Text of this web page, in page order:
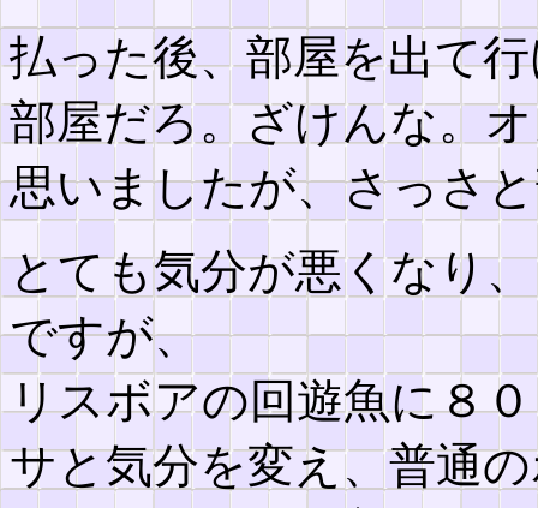
払った後、部屋を出て
部屋だろ。ざけんな。
思いましたが、さっさ
とても気分が悪くなり
ですが、
リスボアの回遊魚に８
サと気分を変え、普通